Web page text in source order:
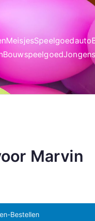
MeisjesSpeelgoedauto
Bouwspeelgoed
Marvin
Bestellen